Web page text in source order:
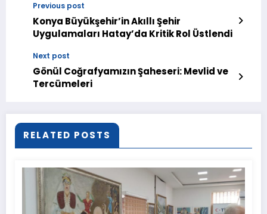
Previous post
Konya Büyükşehir’in Akıllı Şehir
Uygulamaları Hatay’da Kritik Rol Üstlendi
Next post
Gönül Coğrafyamızın Şaheseri: Mevlid ve
Tercümeleri
RELATED POSTS